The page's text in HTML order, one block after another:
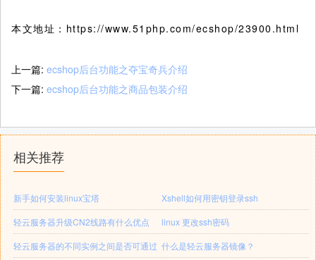
本文地址：https://www.51php.com/ecshop/23900.html
上一篇: ecshop后台功能之夺宝奇兵介绍
下一篇: ecshop后台功能之商品包装介绍
相关推荐
新手如何安装linux宝塔
Xshell如何用密钥登录ssh
轻云服务器升级CN2线路有什么优点
linux 更改ssh密码
轻云服务器的不同实例之间是否可通过 什么是轻云服务器镜像？